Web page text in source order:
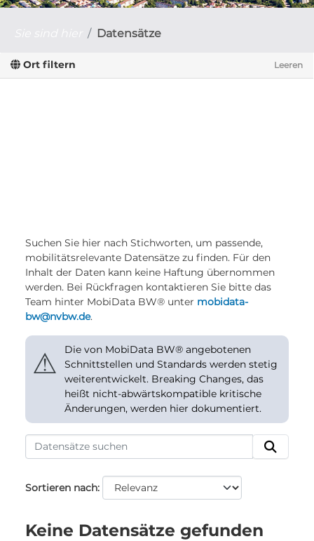
Datensätze
Ort filtern Leeren
Suchen Sie hier nach Stichworten, um passende,
mobilitätsrelevante Datensätze zu finden. Für den
Inhalt der Daten kann keine Haftung übernommen
werden. Bei Rückfragen kontaktieren Sie bitte das
Team hinter MobiData BW® unter mobidata-
bw@nvbw.de.
⚠
Die von MobiData BW® angebotenen
Schnittstellen und Standards werden stetig
weiterentwickelt. Breaking Changes, das
heißt nicht-abwärtskompatible kritische
Änderungen, werden hier dokumentiert.
Sortieren nach
Keine Datensätze gefunden